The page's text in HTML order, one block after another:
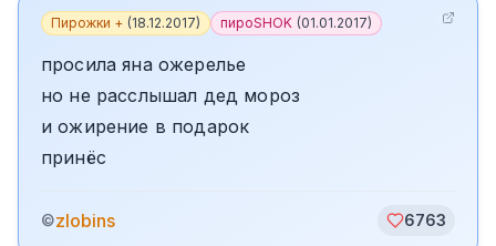
Пирожки + (18.12.2017) пироSHOK (01.01.2017)
просила яна ожерелье
но не расслышал дед мороз
и ожирение в подарок
принёс
©zlobins 6763